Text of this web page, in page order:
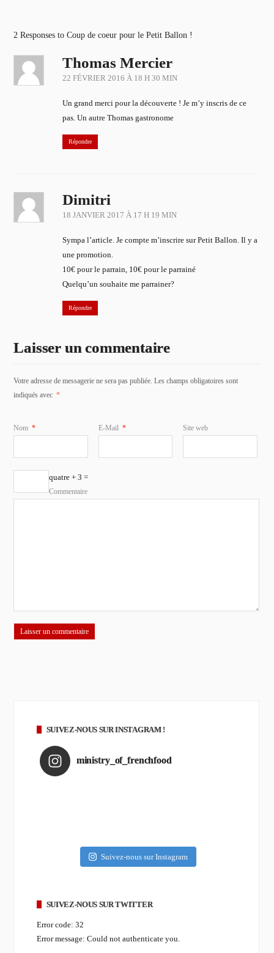
2 Responses to Coup de coeur pour le Petit Ballon !
Thomas Mercier
22 FÉVRIER 2016 À 18 H 30 MIN
Un grand merci pour la découverte ! Je m’y inscris de ce
pas. Un autre Thomas gastronome
Répondre
Dimitri
18 JANVIER 2017 À 17 H 19 MIN
Sympa l’article. Je compte m’inscrire sur Petit Ballon. Il y a
une promotion.
10€ pour le parrain, 10€ pour le parrainé
Quelqu’un souhaite me parrainer?
Répondre
Laisser un commentaire
Votre adresse de messagerie ne sera pas publiée. Les champs obligatoires sont
indiqués avec *
Nom * E-Mail * Site web
quatre + 3 =
Commentaire
SUIVEZ-NOUS SUR INSTAGRAM !
ministry_of_frenchfood
Suivez-nous sur Instagram
SUIVEZ-NOUS SUR TWITTER
Error code: 32
Error message: Could not authenticate you.